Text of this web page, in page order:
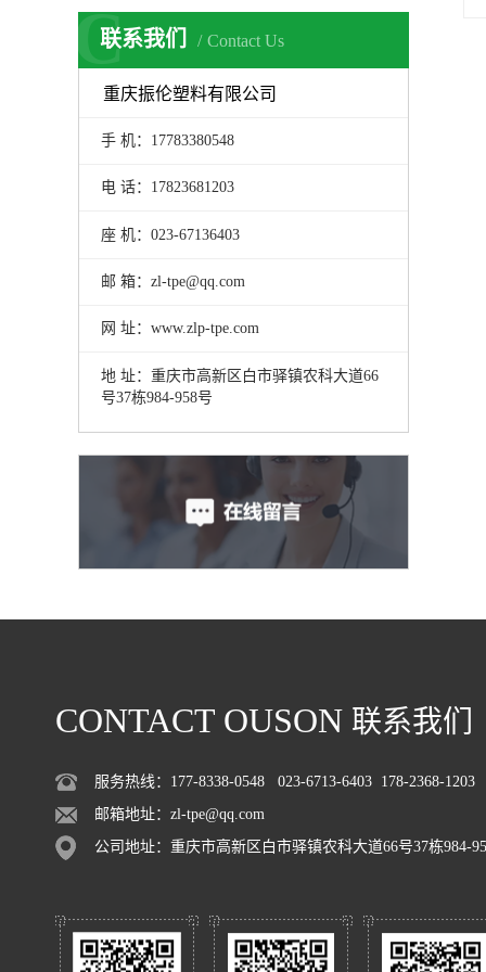
联系我们 Contact Us
C
重庆振伦塑料有限公司
手 机：17783380548
电 话：17823681203
座 机：023-67136403
邮 箱：zl-tpe@qq.com
网 址：www.zlp-tpe.com
地 址：重庆市高新区白市驿镇农科大道66
号37栋984-958号
CONTACT OUSON 联系我们
服务热线：177-8338-0548 023-6713-6403 178-2368-1203
邮箱地址：zl-tpe@qq.com
公司地址：重庆市高新区白市驿镇农科大道66号37栋984-